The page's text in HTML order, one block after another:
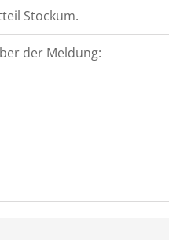
Stockum.
der Meldung: